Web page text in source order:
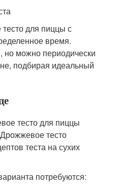
тесто для пиццы с
время.
но можно периодически
подбирая идеальный
потребуются: